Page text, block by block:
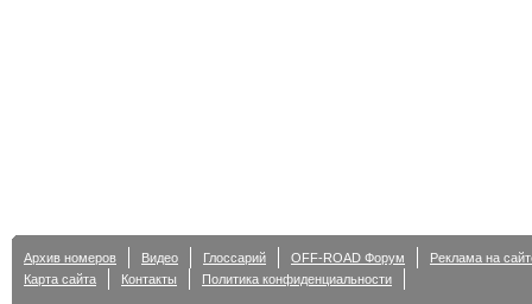
Архив номеров Видео Глоссарий OFF-ROAD Форум
Реклама на
Карта сайта
Контакты Политика конфиденциальности